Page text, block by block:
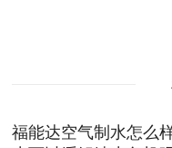
福能达空气制水怎么